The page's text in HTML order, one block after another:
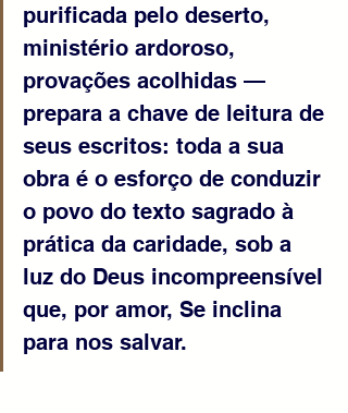
purificada pelo deserto,
ministério ardoroso,
provações acolhidas —
prepara a chave de leitura de
seus escritos: toda a sua
obra é o esforço de conduzir
o povo do texto sagrado à
prática da caridade, sob a
luz do Deus incompreensível
que, por amor, Se inclina
para nos salvar.